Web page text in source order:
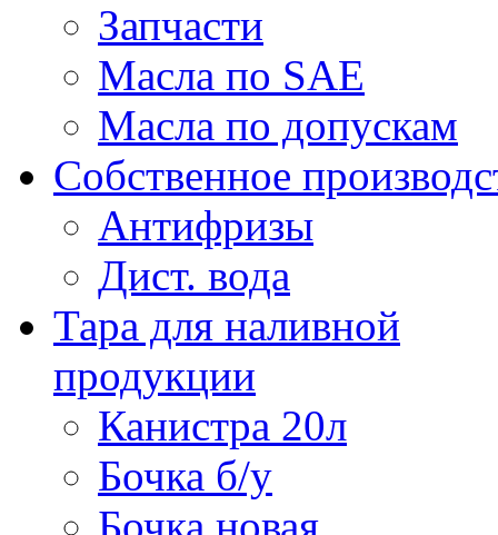
Запчасти
Масла по SAE
Масла по допускам
Собственное
Антифризы
Дист. вода
Тара для наливной
продукции
Канистра 20л
Бочка б/у